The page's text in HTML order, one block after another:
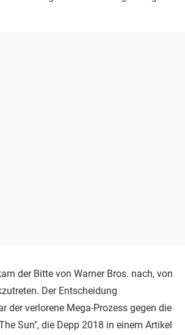
der Bitte von Warner Bros. nach, von
Der Entscheidung
der verlorene Mega-Prozess gegen die
Sun", die Depp 2018 in einem Artikel